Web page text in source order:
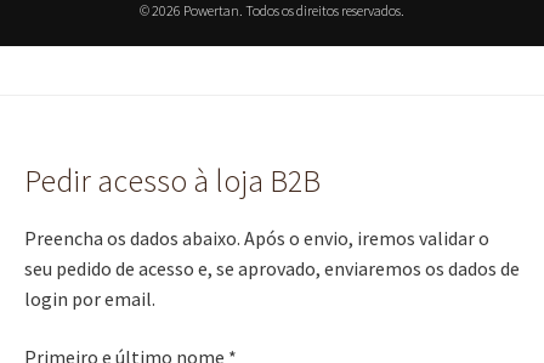
© 2026 Powertan. Todos os direitos reservados.
Pedir acesso à loja B2B
Preencha os dados abaixo. Após o envio, iremos validar o
seu pedido de acesso e, se aprovado, enviaremos os dados de
login por email.
Primeiro e último nome *